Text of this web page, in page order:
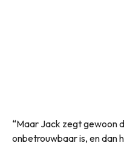
“Maar Jack zegt gewoon
onbetrouwbaar is, en dan